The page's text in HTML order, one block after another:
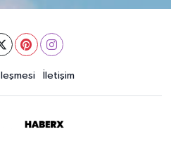
İletişim